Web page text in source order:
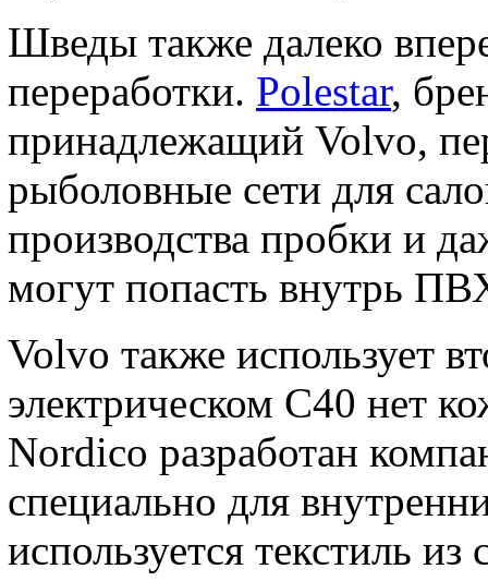
Шведы также далеко
переработки. Polestar,
принадлежащий Volvo,
рыболовные сети для
производства пробки и
могут попасть внутрь
Volvo также использует
электрическом C40 нет
Nordico разработан
специально для
используется текстиль